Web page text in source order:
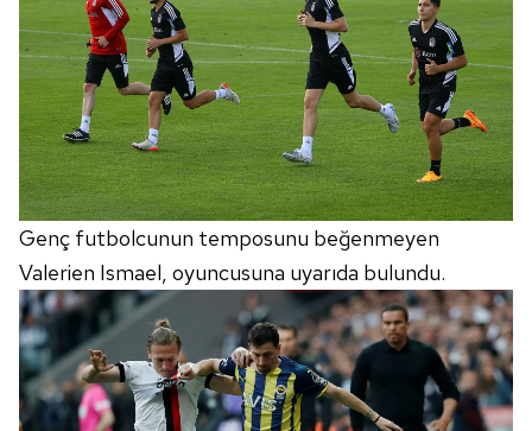
Genç futbolcunun temposunu beğenmeyen
Valerien Ismael, oyuncusuna uyarıda bulundu.